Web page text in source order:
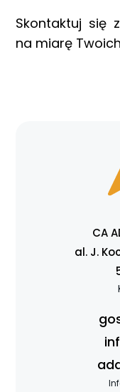
Skontaktuj się
na miarę
CA
al. J.